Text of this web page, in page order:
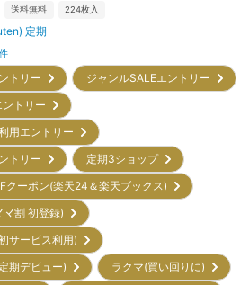
送料無料 224枚入
定期
件
ントリー
ジャンルSALEエントリー
ントリー
用エントリー
ントリー
定期3ショップ
クーポン(楽天24＆楽天ブックス)
マ割 初登録)
サービス利用)
期デビュー)
ラクマ(買い回りに)